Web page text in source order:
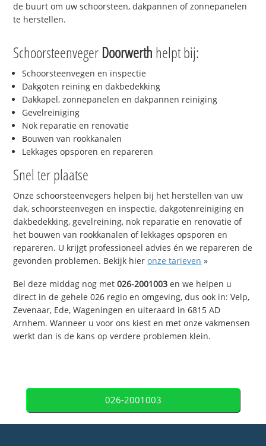
de buurt om uw schoorsteen, dakpannen of zonnepanelen
te herstellen.
Schoorsteenveger Doorwerth helpt bij:
Schoorsteenvegen en inspectie
Dakgoten reining en dakbedekking
Dakkapel, zonnepanelen en dakpannen reiniging
Gevelreiniging
Nok reparatie en renovatie
Bouwen van rookkanalen
Lekkages opsporen en repareren
Snel ter plaatse
Onze schoorsteenvegers helpen bij het herstellen van uw
dak, schoorsteenvegen en inspectie, dakgotenreiniging en
dakbedekking, gevelreining, nok reparatie en renovatie of
het bouwen van rookkanalen of lekkages opsporen en
repareren. U krijgt professioneel advies én we repareren de
gevonden problemen. Bekijk hieronze tarieven »
Bel deze middag nog met026-2001003 en we helpen u
direct in de gehele 026 regio en omgeving, dus ook in: Velp,
Zevenaar, Ede, Wageningen en uiteraard in 6815 AD
Arnhem. Wanneer u voor ons kiest en met onze vakmensen
werkt dan is de kans op verdere problemen klein.
026-2001003